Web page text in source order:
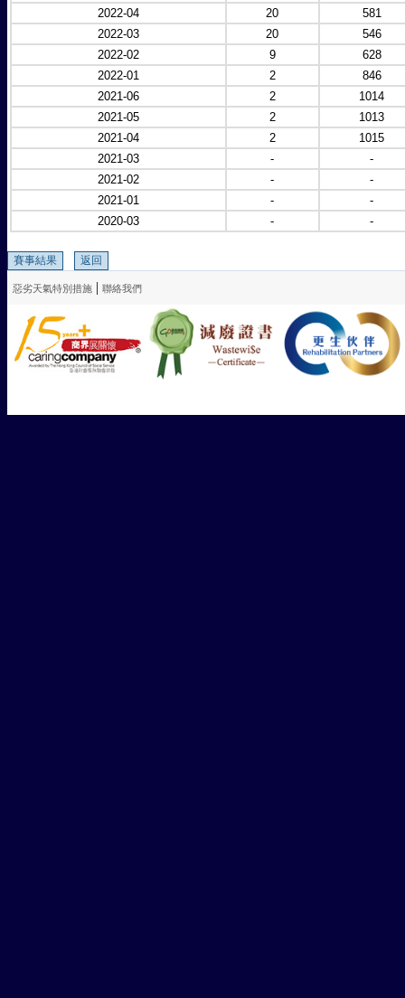
2022-04
20
581
2022-03
20
546
2022-02
9
628
2022-01
2
846
2021-06
2
1014
2021-05
2
1013
2021-04
2
1015
2021-03
-
-
2021-02
-
-
2021-01
-
-
2020-03
- -